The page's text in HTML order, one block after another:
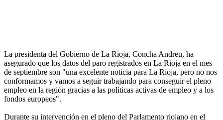
La presidenta del Gobierno de La Rioja, Concha Andreu, ha
asegurado que los datos del paro registrados en La Rioja en el mes
de septiembre son "una excelente noticia para La Rioja, pero no nos
conformamos y vamos a seguir trabajando para conseguir el pleno
empleo en la región gracias a las políticas activas de empleo y a los
fondos europeos".
Durante su intervención en el pleno del Parlamento riojano en el